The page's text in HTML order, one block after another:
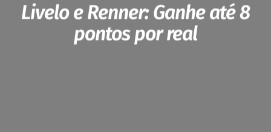
Livelo e Renner: Ganhe até 8
pontos por real